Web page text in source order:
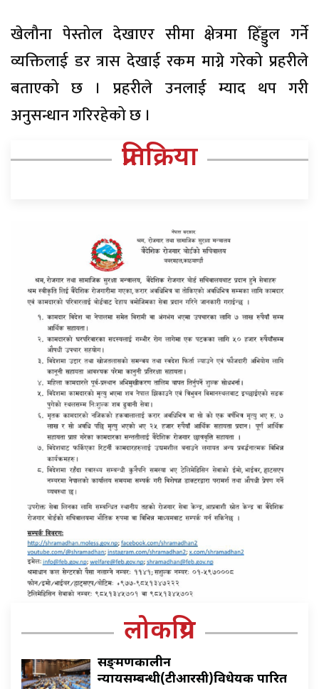
खेलौना पेस्तोल देखाएर सीमा क्षेत्रमा हिँड्डुल गर्ने
व्यक्तिलाई डर त्रास देखाई रकम माग्ने गरेको प्रहरीले
बताएको छ । प्रहरीले उनलाई म्याद थप गरी
अनुसन्धान गरिरहेको छ ।
प्रतिक्रिया
लोकप्रिय
सङ्क्रमणकालीन
न्यायसम्बन्धी(टीआरसी)विधेयक पारित